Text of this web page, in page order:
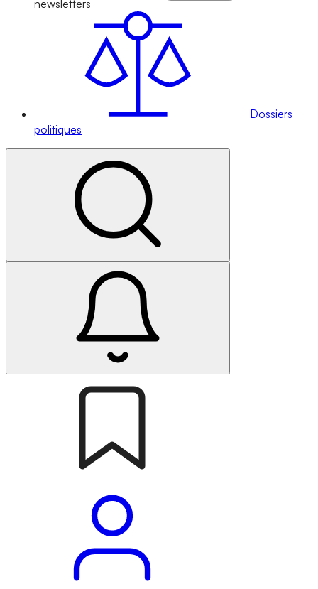
newsletters
Dossiers
politiques